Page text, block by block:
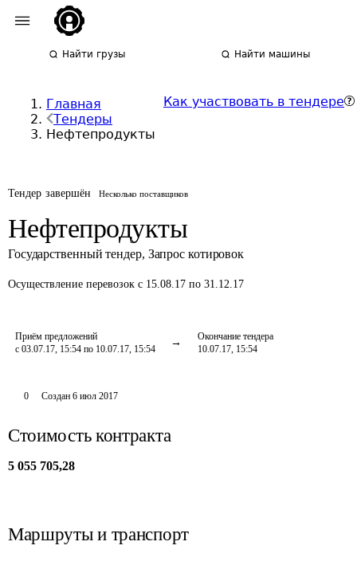
Найти грузы Найти машины
Главная
Тендеры
Нефтепродукты
Как участвовать в тендере
Тендер завершён Несколько поставщиков
Нефтепродукты
Государственный тендер, Запрос котировок
Осуществление перевозок с 15.08.17 по 31.12.17
Приём предложений
с 03.07.17, 15:54 по 10.07.17, 15:54
Окончание тендера
10.07.17, 15:54
0 Создан 6 июл 2017
Стоимость контракта
5 055 705,28
Маршруты и транспорт